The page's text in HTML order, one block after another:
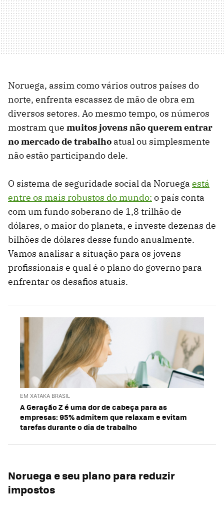
Noruega, assim como vários outros países do
norte, enfrenta escassez de mão de obra em
diversos setores. Ao mesmo tempo, os números
mostram que muitos jovens não querem entrar
no mercado de trabalho atual ou simplesmente
não estão participando dele.
O sistema de seguridade social da Noruega está
entre os mais robustos do mundo: o país conta
com um fundo soberano de 1,8 trilhão de
dólares, o maior do planeta, e investe dezenas de
bilhões de dólares desse fundo anualmente.
Vamos analisar a situação para os jovens
profissionais e qual é o plano do governo para
enfrentar os desafios atuais.
EM XATAKA BRASIL
A Geração Z é uma dor de cabeça para as
empresas: 95% admitem que relaxam e evitam
tarefas durante o dia de trabalho
Noruega e seu plano para reduzir
impostos